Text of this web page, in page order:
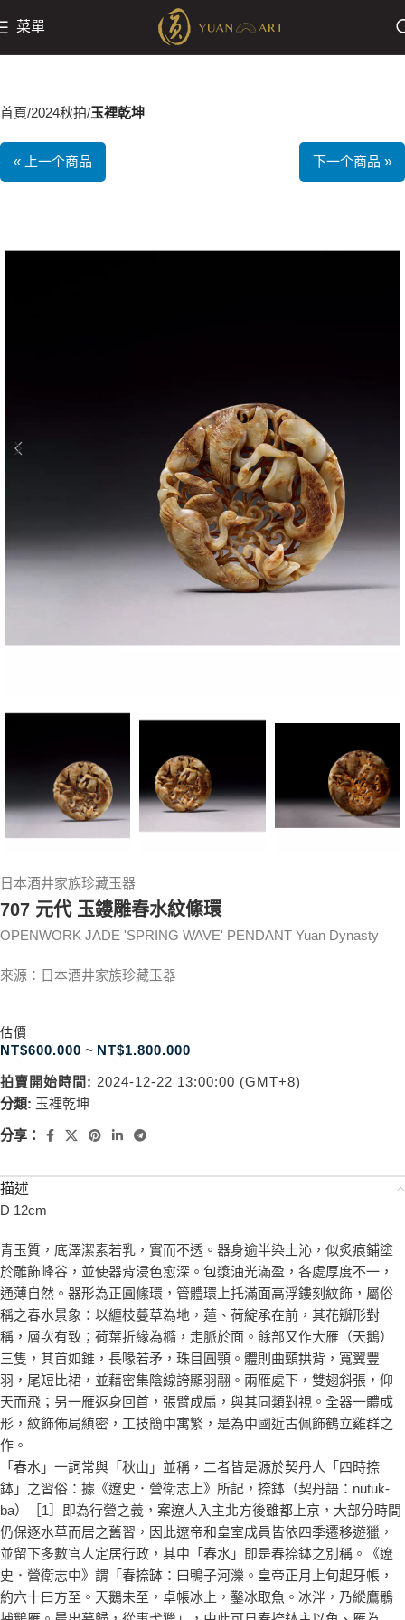
菜單
首頁 2024秋拍 玉裡乾坤
« 上一个商品 下一个商品 »
日本酒井家族珍藏玉器
707 元代 玉鏤雕春水紋絛環
OPENWORK JADE 'SPRING WAVE' PENDANT Yuan Dynasty
來源：日本酒井家族珍藏玉器
估價
NT$600.000 ~ NT$1.800.000
拍賣開始時間: 2024-12-22 13:00:00 (GMT+8)
分類: 玉裡乾坤
分享：
描述
D 12cm
青玉質，底澤潔素若乳，實而不透。器身逾半染土沁，似炙痕鋪塗
於雕飾峰谷，並使器背浸色愈深。包漿油光滿盈，各處厚度不一，
通薄自然。器形為正圓絛環，管體環上托滿面高浮鏤刻紋飾，屬俗
稱之春水景象：以纏枝蔓草為地，蓮、荷綻承在前，其花瓣形對
稱，層次有致；荷葉折緣為橢，走脈於面。餘部又作大雁（天鵝）
三隻，其首如錐，長喙若矛，珠目圓顎。體則曲頸拱背，寬翼豐
羽，尾短比裙，並藉密集陰線誇顯羽翮。兩雁處下，雙翅斜張，仰
天而飛；另一雁返身回首，張臂成扇，與其同類對視。全器一體成
形，紋飾佈局縝密，工技簡中寓繁，是為中國近古佩飾鶴立雞群之
作。
「春水」一詞常與「秋山」並稱，二者皆是源於契丹人「四時捺
鉢」之習俗：據《遼史．營衛志上》所記，捺鉢（契丹語：nutuk-
ba）［1］即為行營之義，案遼人入主北方後雖都上京，大部分時間
仍保逐水草而居之舊習，因此遼帝和皇室成員皆依四季遷移遊獵，
並留下多數官人定居行政，其中「春水」即是春捺鉢之別稱。《遼
史．營衛志中》謂「春捺缽：曰鴨子河濼。皇帝正月上旬起牙帳，
約六十曰方至。天鵝未至，卓帳冰上，鑿冰取魚。冰泮，乃縱鷹鶻